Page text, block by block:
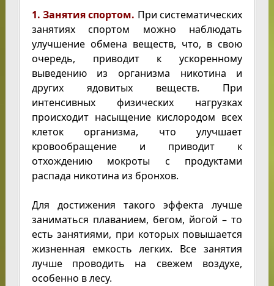
1. Занятия спортом. При систематических
занятиях спортом можно наблюдать
улучшение обмена веществ, что, в свою
очередь, приводит к ускоренному
выведению из организма никотина и
других ядовитых веществ. При
интенсивных физических нагрузках
происходит насыщение кислородом всех
клеток организма, что улучшает
кровообращение и приводит к
отхождению мокроты с продуктами
распада никотина из бронхов.
Для достижения такого эффекта лучше
заниматься плаванием, бегом, йогой – то
есть занятиями, при которых повышается
жизненная емкость легких. Все занятия
лучше проводить на свежем воздухе,
особенно в лесу.